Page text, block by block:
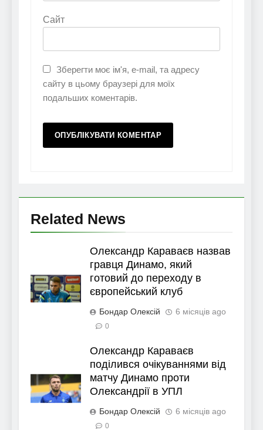
Сайт
Зберегти моє ім'я, e-mail, та адресу
сайту в цьому браузері для моїх
подальших коментарів.
Related News
Олександр Караваєв назвав
гравця Динамо, який
готовий до переходу в
європейський клуб
Бондар Олексій 6 місяців ago
0
Олександр Караваєв
поділився очікуваннями від
матчу Динамо проти
Олександрії в УПЛ
Бондар Олексій 6 місяців ago
0